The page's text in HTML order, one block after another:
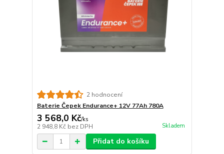
2 hodnocení
Baterie Čepek Endurance+ 12V 77Ah 780A
3 568,0 Kč/ks
2 948,8 Kč bez DPH Skladem
Přidat do košíku